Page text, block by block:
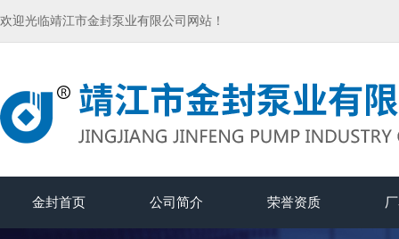
欢迎光临靖江市金封泵业有限公司网站！
金封首页 公司简介 荣誉资质